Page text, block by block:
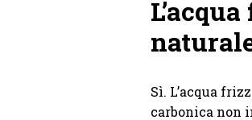
Sì. L’acqua
carbonica non